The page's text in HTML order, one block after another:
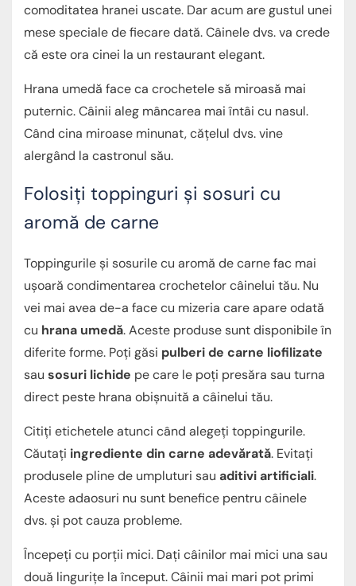
comoditatea hranei uscate. Dar acum are gustul unei
mese speciale de fiecare dată. Câinele dvs. va crede
că este ora cinei la un restaurant elegant.
Hrana umedă face ca crochetele să miroasă mai
puternic. Câinii aleg mâncarea mai întâi cu nasul.
Când cina miroase minunat, cățelul dvs. vine
alergând la castronul său.
Folosiți toppinguri și sosuri cu
aromă de carne
Toppingurile și sosurile cu aromă de carne fac mai
ușoară condimentarea crochetelor câinelui tău. Nu
vei mai avea de-a face cu mizeria care apare odată
cu hrana umedă. Aceste produse sunt disponibile în
diferite forme. Poți găsi pulberi de carne liofilizate
sau sosuri lichide pe care le poți presăra sau turna
direct peste hrana obișnuită a câinelui tău.
Citiți etichetele atunci când alegeți toppingurile.
Căutați ingrediente din carne adevărată. Evitați
produsele pline de umpluturi sau aditivi artificiali.
Aceste adaosuri nu sunt benefice pentru câinele
dvs. și pot cauza probleme.
Începeți cu porții mici. Dați câinilor mai mici una sau
două lingurițe la început. Câinii mai mari pot primi